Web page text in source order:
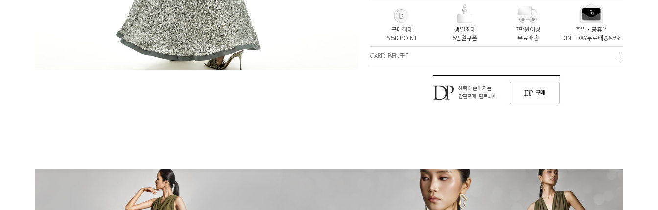
구매최대
5%D.POINT
생일최대
5만원쿠폰
7만원이상
무료배송
주말ㆍ공휴일
DINT DAY무료배송&5%
CARD BENEFIT